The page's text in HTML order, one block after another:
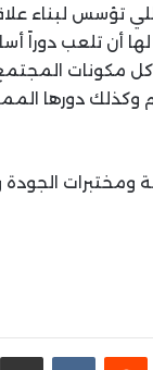
تؤسس لبناء
تلعب دوراً
كل مكونات
وكذلك دورها
الجودة